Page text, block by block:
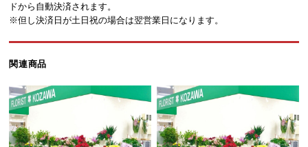
ドから自動決済されます。
※但し決済日が土日祝の場合は翌営業日になります。
関連商品